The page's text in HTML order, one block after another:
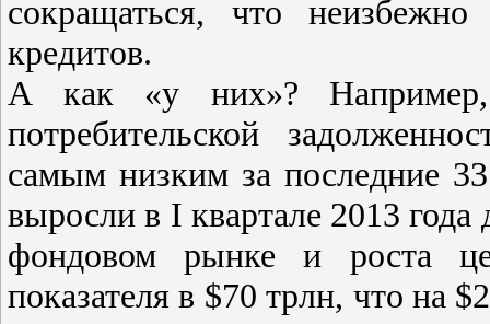
сокращаться, что
кредитов.
А как «у них»?
потребительской
самым низким за последние
выросли в I квартале 2013 года
фондовом рынке и роста
показателя в $70 трлн, что на